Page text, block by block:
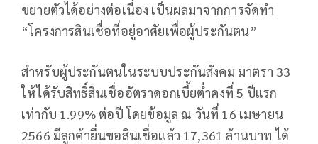
ขยายตัวได้อย่างต่อเนื่อง เป็นผลมาจากการจัดทำ
“โครงการสินเชื่อที่อยู่อาศัยเพื่อผู้ประกันตน”
สำหรับผู้ประกันตนในระบบประกันสังคม มาตรา 33
ให้ได้รับสิทธิ์สินเชื่ออัตราดอกเบี้ยต่ำคงที่ 5 ปีแรก
เท่ากับ 1.99% ต่อปี โดยข้อมูล ณ วันที่ 16 เมษายน
2566 มีลูกค้ายื่นขอสินเชื่อแล้ว 17,361 ล้านบาท ได้